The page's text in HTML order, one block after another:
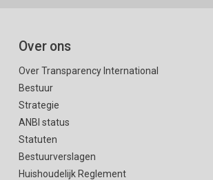
Over ons
Over Transparency International
Bestuur
Strategie
ANBI status
Statuten
Bestuurverslagen
Huishoudelijk Reglement